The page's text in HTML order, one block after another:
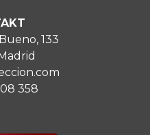
133
358